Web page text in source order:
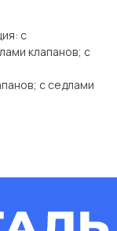
с
клапанов; с
с седлами
клапанов